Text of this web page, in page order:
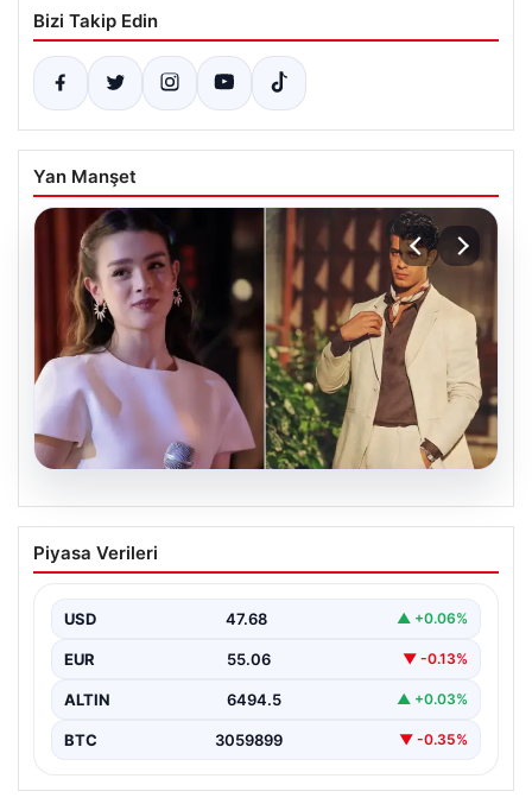
Bizi Takip Edin
Yan Manşet
‘Yeraltı’ dizisinde şok olay! Babası suç
duyurusunda bulundu: ‘Kızımla reşit
Piyasa Verileri
USD 47.68 ▲ +0.06%
EUR 55.06 ▼ -0.13%
ALTIN 6494.5 ▲ +0.03%
BTC 3059899 ▼ -0.35%